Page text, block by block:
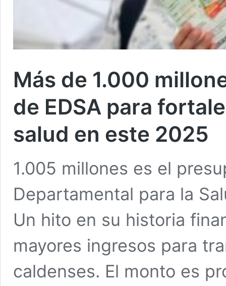
Más de 1.000
de EDSA para
salud en este 2025
1.005 millones es el
Departamental para la
Un hito en su historia
mayores ingresos para
caldenses. El monto es